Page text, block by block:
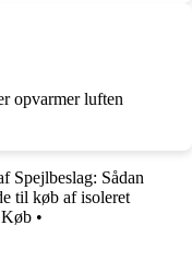
opvarmer luften
Spejlbeslag: Sådan
til køb af isoleret
•